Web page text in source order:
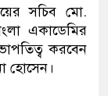
সচিব মো.
একাডেমির
করবেন
হোসেন।